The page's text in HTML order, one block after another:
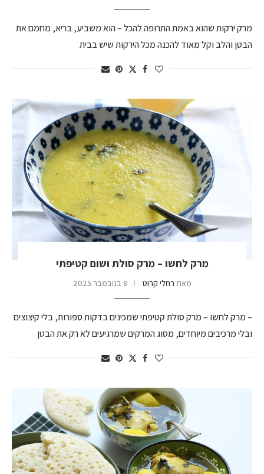
מרק ירקות שהוא באמת התרופה להכל – הוא משביע, בריא, מחמם את
הבטן והלב וקל מאוד להכנה מכל הירקות שיש בבית
מרק לחשו – מרק סולת ושום קטיפתי
מאת רחלי קרוט 8 בנובמבר 2025
– מרק לחשו – מרק סולת קטיפתי שמכינים בדקות ספורות, בלי קיצוצים
ובלי מרכיבים מיוחדים, מסוג המרקים שמרגיעים לא רק את הבטן